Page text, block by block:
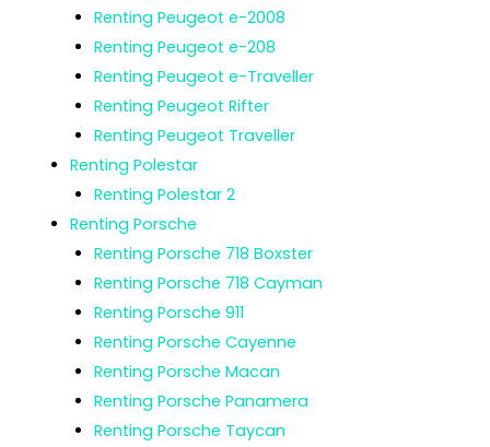
Renting Peugeot e-2008
Renting Peugeot e-208
Renting Peugeot e-Traveller
Renting Peugeot Rifter
Renting Peugeot Traveller
Renting Polestar
Renting Polestar 2
Renting Porsche
Renting Porsche 718 Boxster
Renting Porsche 718 Cayman
Renting Porsche 911
Renting Porsche Cayenne
Renting Porsche Macan
Renting Porsche Panamera
Renting Porsche Taycan